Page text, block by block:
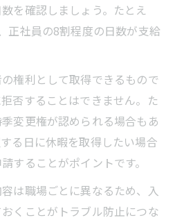
を確認しましょう。たとえ
正社員の8割程度の日数が支給
権利として取得できるもので
否することはできません。た
変更権が認められる場合もあ
る日に休暇を取得したい場合
することがポイントです。
は職場ごとに異なるため、入
くことがトラブル防止につな